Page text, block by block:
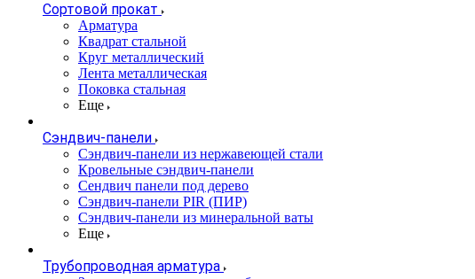
Сортовой прокат
Арматура
Квадрат стальной
Круг металлический
Лента металлическая
Поковка стальная
Еще
Сэндвич-панели
Cэндвич-панели из нержавеющей стали
Кровельные сэндвич-панели
Сендвич панели под дерево
Сэндвич-панели PIR (ПИР)
Сэндвич-панели из минеральной ваты
Еще
Трубопроводная арматура